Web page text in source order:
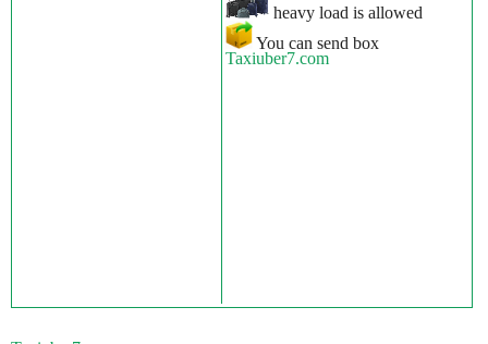
heavy load is allowed
You can send box
Taxiuber7.com